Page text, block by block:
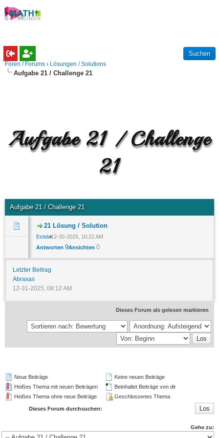
Foren / Forums › Lösungen / Solutions
Aufgabe 21 / Challenge 21
Aufgabe 21 / Challenge
21
Aufgabe 21 / Challenge 21
21 Lösung / Solution
Estela12-30-2025, 10:22 AM
Antworten 9Ansichten 0
Letzter Beitrag
Abraxas
12-31-2025, 08:12 AM
Dieses Forum als gelesen markieren
Neue Beiträge
Heißes Thema mit neuen Beiträgen
Heißes Thema ohne neue Beiträge
Keine neuen Beiträge
Beinhaltet Beiträge von dir
Geschlossenes Thema
Dieses Forum durchsuchen:
Gehe zu: